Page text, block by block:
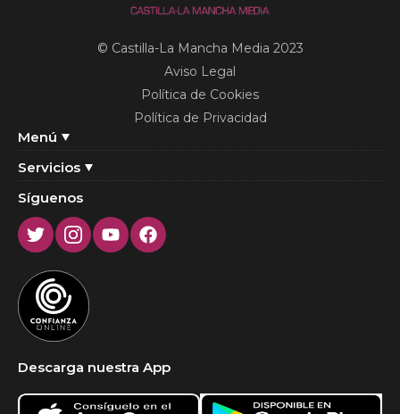
Menú
Servicios
© Castilla-La Mancha Media 2023
Aviso Legal
Política de Cookies
Política de Privacidad
Síguenos
TwitterInstagram
YoutubeFacebook
Descarga nuestra App